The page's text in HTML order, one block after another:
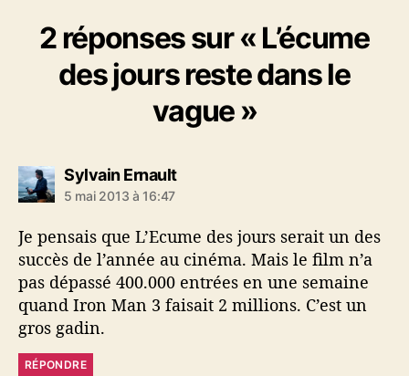
2 réponses sur « L’écume
des jours reste dans le
vague »
Sylvain Ernaultd
:
5 mai 2013 à 16:47
Je pensais que L’Ecume des jours serait un des
succès de l’année au cinéma. Mais le film n’a
pas dépassé 400.000 entrées en une semaine
quand Iron Man 3 faisait 2 millions. C’est un
gros gadin.
RÉPONDRE